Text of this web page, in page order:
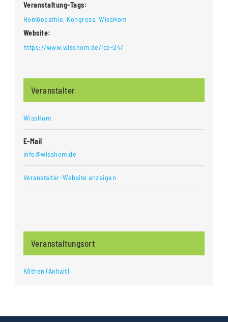
Veranstaltung-Tags:
Homöopathie, Kongress,WissHom
Website:
https://www.wisshom.de/ice-24/
Veranstalter
WissHom
E-Mail
info@wisshom.de
Veranstalter-Website anzeigen
Veranstaltungsort
Köthen (Anhalt)